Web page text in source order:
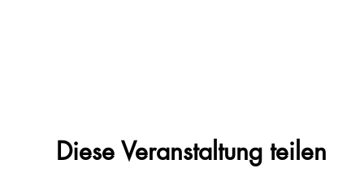
Diese Veranstaltung teilen